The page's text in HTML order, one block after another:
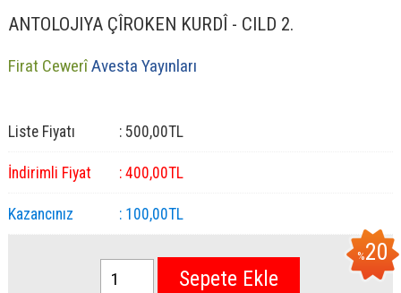
ANTOLOJIYA ÇÎROKEN KURDÎ - CILD 2.
Firat CewerîAvesta Yayınları
Liste Fiyatı : 500,00TL
İndirimli Fiyat : 400,00TL
Kazancınız : 100,00TL
%20
Sepete Ekle